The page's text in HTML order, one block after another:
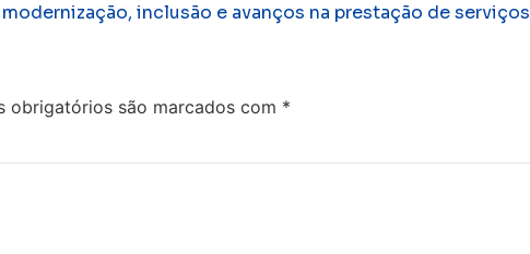
inclusão e avanços na prestação de serviços
obrigatórios são marcados com *